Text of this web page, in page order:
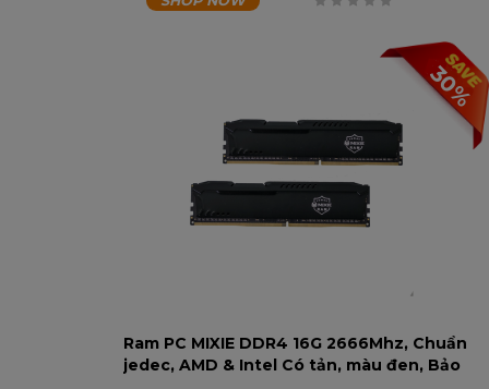
30%
Ram PC MIXIE DDR4 16G 2666Mhz, Chuẩn
jedec, AMD & Intel Có tản, màu đen, Bảo